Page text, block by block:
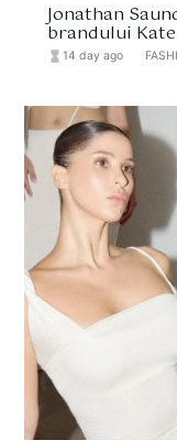
Jonathan
brandului
hourglass_full 14 day ago